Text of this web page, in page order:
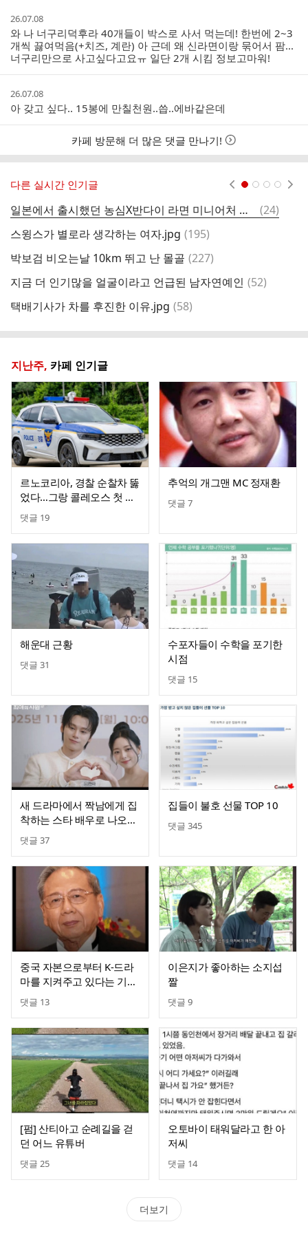
작
성
시
간
26.07.08
와 나 너구리덕후라 40개들이 박스로 사서 먹는데! 한번에 2~3
개씩 끓여먹음(+치즈, 계란) 아 근데 왜 신라면이랑 묶어서 팜...
너구리만으로 사고싶다고요ㅠ 일단 2개 시킴 정보고마워!
작
성
시
간
26.07.08
아 갖고 싶다.. 15봉에 만칠천원..씁..에바같은데
카페 방문해 더 많은 댓글 만나기!
다른 실시간 인기글
일본에서 출시했던 농심X반다이 라면 미니어처 키링 한국에서도 정식 판ㅁㅐ
댓
글
(24)
스윙스가 별로라 생각하는 여자.jpg 댓
(195)
박보검 비오는날 10km 뛰고 난 몰골 댓
(227)
지금 더 인기많을 얼굴이라고 언급된 남자연예인 댓
(52)
택배기사가 차를 후진한 이유.jpg 댓
(58)
지난주, 카페 인기글
르노코리아, 경찰 순찰차 뚫
었다…그랑 콜레오스 첫 공
급
댓글 19
추억의 개그맨 MC 정재환
댓글 7
해운대 근황
댓글 31
수포자들이 수학을 포기한
시점
댓글 15
새 드라마에서 짝남에게 집
착하는 스타 배우로 나오는
있지 유나
댓글 37
집들이 불호 선물 TOP 10
댓글 345
중국 자본으로부터 K-드라
마를 지켜주고 있다는 기업.
jpg
댓글 13
이은지가 좋아하는 소지섭
짤
댓글 9
[펌] 산티아고 순례길을 걷
던 어느 유튜버
댓글 25
오토바이 태워달라고 한 아
저씨
댓글 14
더보기